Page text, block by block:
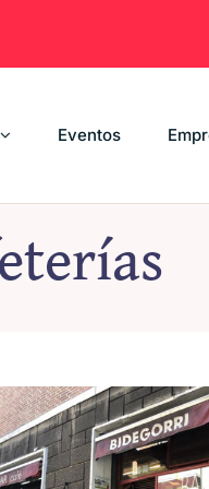
Eventos